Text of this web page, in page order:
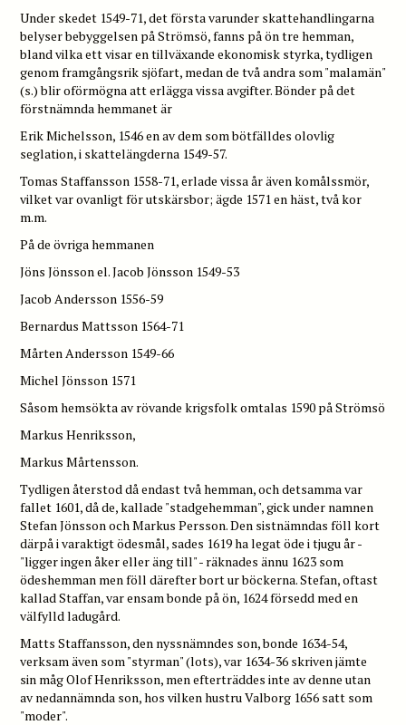
Under skedet 1549-71, det första varunder skattehandlingarna
belyser bebyggelsen på Strömsö, fanns på ön tre hemman,
bland vilka ett visar en tillväxande ekonomisk styrka, tydligen
genom framgångsrik sjöfart, medan de två andra som "malamän"
(s.) blir oförmögna att erlägga vissa avgifter. Bönder på det
förstnämnda hemmanet är
Erik Michelsson, 1546 en av dem som bötfälldes olovlig
seglation, i skattelängderna 1549-57.
Tomas Staffansson 1558-71, erlade vissa år även komålssmör,
vilket var ovanligt för utskärsbor; ägde 1571 en häst, två kor
m.m.
På de övriga hemmanen
Jöns Jönsson el. Jacob Jönsson 1549-53
Jacob Andersson 1556-59
Bernardus Mattsson 1564-71
Mårten Andersson 1549-66
Michel Jönsson 1571
Såsom hemsökta av rövande krigsfolk omtalas 1590 på Strömsö
Markus Henriksson,
Markus Mårtensson.
Tydligen återstod då endast två hemman, och detsamma var
fallet 1601, då de, kallade "stadgehemman", gick under namnen
Stefan Jönsson och Markus Persson. Den sistnämndas föll kort
därpå i varaktigt ödesmål, sades 1619 ha legat öde i tjugu år -
"ligger ingen åker eller äng till" - räknades ännu 1623 som
ödeshemman men föll därefter bort ur böckerna. Stefan, oftast
kallad Staffan, var ensam bonde på ön, 1624 försedd med en
välfylld ladugård.
Matts Staffansson, den nyssnämndes son, bonde 1634-54,
verksam även som "styrman" (lots), var 1634-36 skriven jämte
sin måg Olof Henriksson, men efterträddes inte av denne utan
av nedannämnda son, hos vilken hustru Valborg 1656 satt som
"moder".